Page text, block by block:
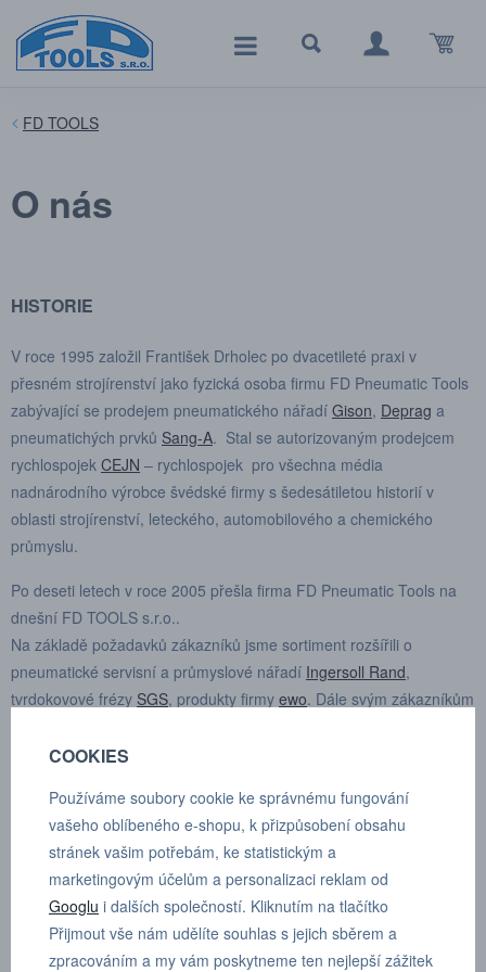
FD TOOLS
O nás
HISTORIE
V roce 1995 založil František Drholec po dvacetileté praxi v
přesném strojírenství jako fyzická osoba firmu FD Pneumatic Tools
zabývající se prodejem pneumatického nářadí Gison, Deprag a
pneumatichých prvků Sang-A. Stal se autorizovaným prodejcem
rychlospojek CEJN – rychlospojek pro všechna média
nadnárodního výrobce švédské firmy s šedesátiletou historií v
oblasti strojírenství, leteckého, automobilového a chemického
průmyslu.
Po deseti letech v roce 2005 přešla firma FD Pneumatic Tools na
dnešní FD TOOLS s.r.o..
Na základě požadavků zákazníků jsme sortiment rozšířili o
pneumatické servisní a průmyslové nářadí Ingersoll Rand,
tvrdokovové frézy SGS, produkty firmy ewo. Dále svým zákazníkům
PROČ FD TOOLS?
K veškerému u nás zakoupenému nářadí zajišťujeme záruční a
pozáruční servis.
Naše firma není pouze e-shop, ale především řešíme
požadavky přímo u zákazníka, kde poradíme s výběrem a
COOKIES
Používáme soubory cookie ke správnému fungování
vašeho oblíbeného e-shopu, k přizpůsobení obsahu
stránek vašim potřebám, ke statistickým a
marketingovým účelům a personalizaci reklam od
Googlu i dalších společností. Kliknutím na tlačítko
Přijmout vše nám udělíte souhlas s jejich sběrem a
zpracováním a my vám poskytneme ten nejlepší zážitek